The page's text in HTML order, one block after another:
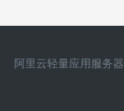
阿里云轻量应用服务器